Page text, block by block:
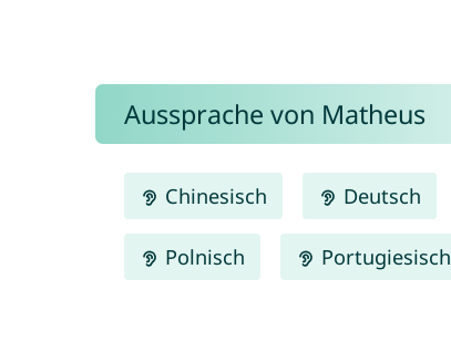
Aussprache von Matheus
Chinesisch Deutsch
Polnisch Portugiesisch